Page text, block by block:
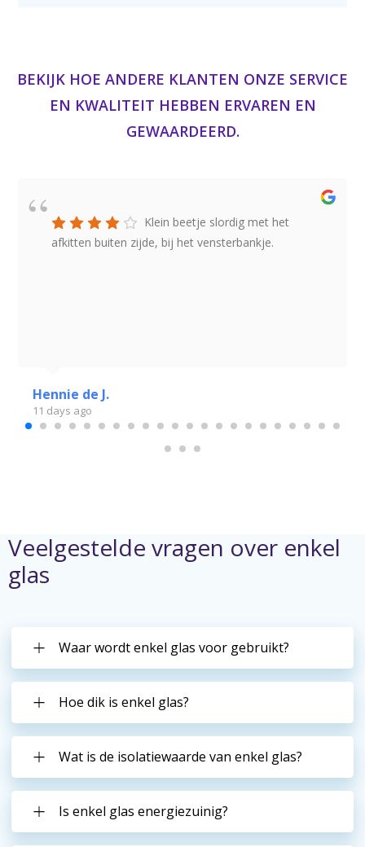
BEKIJK HOE ANDERE KLANTEN ONZE SERVICE
EN KWALITEIT HEBBEN ERVAREN EN
GEWAARDEERD.
Klein beetje slordig met het
afkitten buiten zijde, bij het vensterbankje.
Hennie de J.
11 days ago
Veelgestelde vragen over enkel
glas
Waar wordt enkel glas voor gebruikt?
Hoe dik is enkel glas?
Wat is de isolatiewaarde van enkel glas?
Is enkel glas energiezuinig?